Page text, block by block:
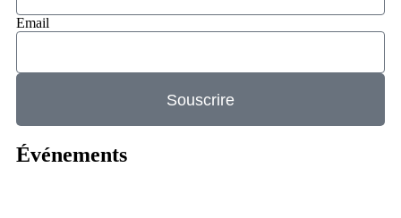
Email
Souscrire
Événements